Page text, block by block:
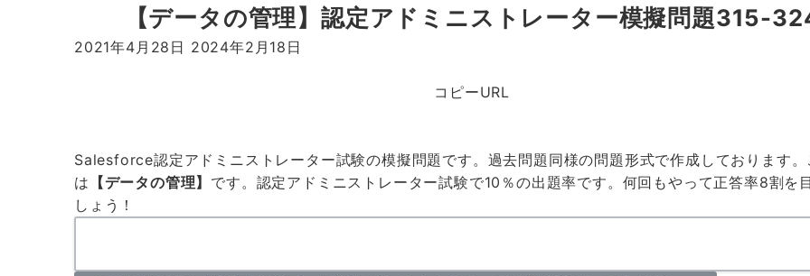
【データの管理】認定アドミニストレーター模擬問題315-
2021年4月28日 2024年2月18日
コピーURL
Salesforce認定アドミニストレーター試験の模擬問題です。過去問題同様の問題形式で作成しております
は 【データの管理】 です。認定アドミニストレーター試験で10％の出題率です。何回もやって正答率8割を
しょう！